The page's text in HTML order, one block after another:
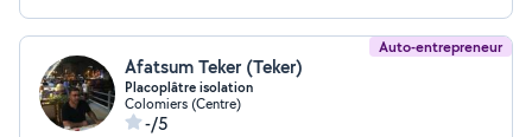
Auto-entrepreneur
Afatsum Teker (Teker)
Placoplâtre isolation
Colomiers (Centre)
-/5